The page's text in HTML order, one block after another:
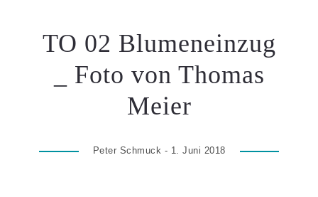
TO 02 Blumeneinzug
_ Foto von Thomas
Meier
Peter Schmuck - 1. Juni 2018